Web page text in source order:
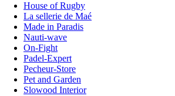
House of Rugby
La sellerie de Maé
Made in Paradis
Nauti-wave
On-Fight
Padel-Expert
Pecheur-Store
Pet and Garden
Slowood Interior